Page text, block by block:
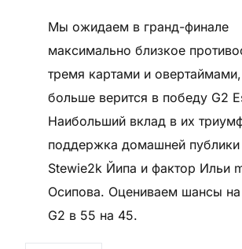
Мы ожидаем в гранд-финале
максимально близкое
тремя картами и
больше верится в победу G2
Наибольший вклад в их
поддержка домашней
Stewie2k Йипа и фактор Ильи
Осипова. Оцениваем шансы
G2 в 55 на 45.